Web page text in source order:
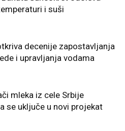
i suši
decenije zapostavljanja
i upravljanja vodama
mleka iz cele Srbije
se uključe u novi projekat